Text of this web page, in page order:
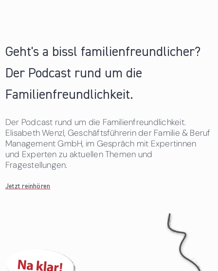
Geht's a bissl familienfreundlicher?
Der Podcast rund um die
Familienfreundlichkeit.
Der Podcast rund um die Familienfreundlichkeit.
Elisabeth Wenzl, Geschäftsführerin der Familie & Beruf
Management GmbH, im Gespräch mit Expertinnen
und Experten zu aktuellen Themen und
Fragestellungen.
Jetzt reinhören